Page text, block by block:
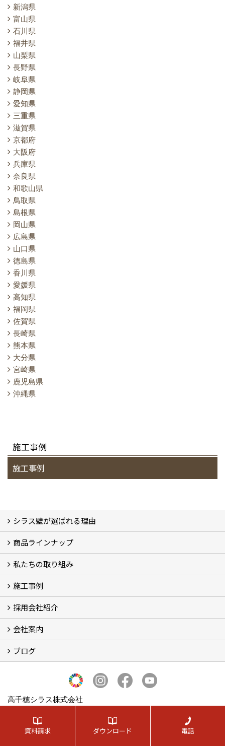
新潟県
富山県
石川県
福井県
山梨県
長野県
岐阜県
静岡県
愛知県
三重県
滋賀県
京都府
大阪府
兵庫県
奈良県
和歌山県
鳥取県
島根県
岡山県
広島県
山口県
徳島県
香川県
愛媛県
高知県
福岡県
佐賀県
長崎県
熊本県
大分県
宮崎県
鹿児島県
沖縄県
施工事例
施工事例
シラス壁が選ばれる理由
シラスストーリー
こだわり
シラス壁の驚くべき性能
商品ラインナップ
一覧
内装仕上げ材
外装仕上げ材
舗装材
水性無機高分子系ハイブリッド型塗料
エコリフォーム
消臭壁紙
Q&A
資料PDF
私たちの取り組み
SDGs、GHGへの取り組み (2)
マグマシラス米
特別対談 (2)
高千穂シラス解説ムービー
研究プロジェクト (4)
プロジェクト (3)
施工事例
施工事例
お客様からのお便り
採用会社紹介
採用会社紹介
「鏝人の会」左官店のご紹介
会社案内
会社概要・沿革
代表の実績
製造紹介
ショールーム
アクセス
採用情報
バナーダウンロード
プライバシーポリシー
Takachiho Shirasu Global Site
LINE公式アカウント
ブログ
高千穂シラス株式会社
神奈川県横浜市西区みなとみらい2‐2‐1 横浜ランドマークタワ
ー43階資料請求 ダウンロード 電話